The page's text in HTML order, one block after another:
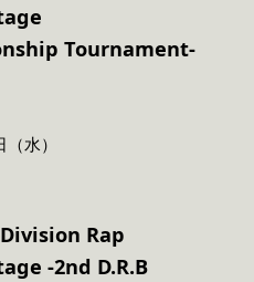
Tournament-
水）
Rap
-2nd D.R.B